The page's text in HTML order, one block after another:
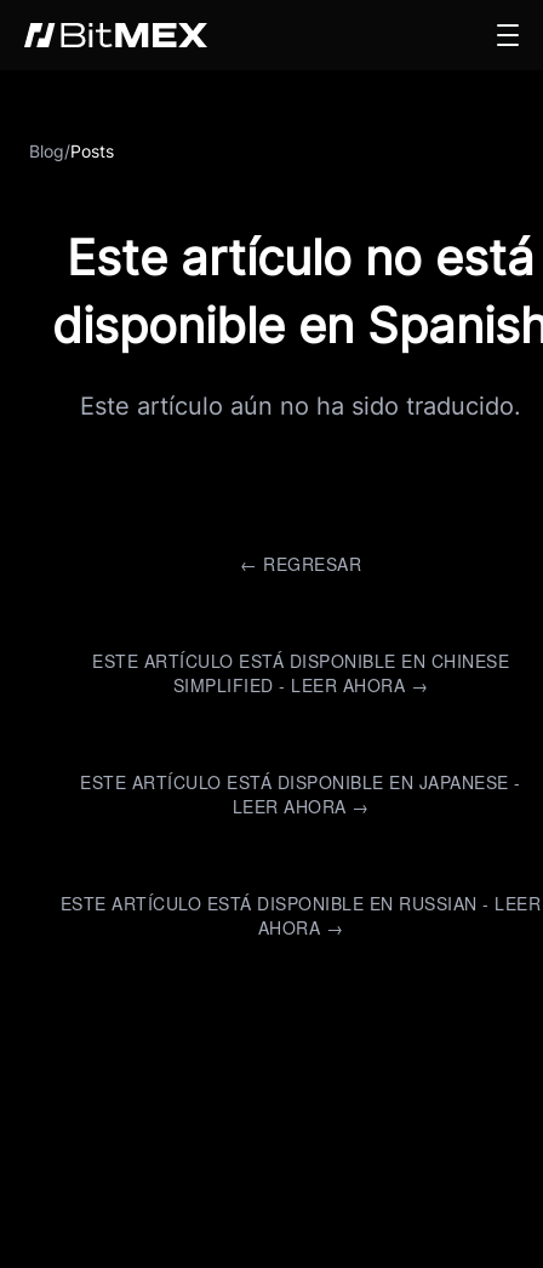
Blog/Posts
Este artículo no está
disponible en
Este artículo aún no ha sido traducido.
← REGRESAR
ESTE ARTÍCULO ESTÁ DISPONIBLE EN CHINESE
SIMPLIFIED - LEER AHORA →
ESTE ARTÍCULO ESTÁ DISPONIBLE EN JAPANESE -
LEER AHORA →
ESTE ARTÍCULO ESTÁ DISPONIBLE EN RUSSIAN - LEER
AHORA →